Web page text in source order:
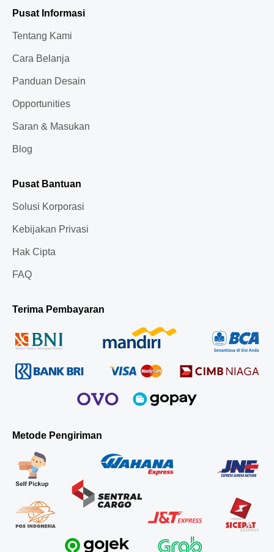
Pusat Informasi
Tentang Kami
Cara Belanja
Panduan Desain
Opportunities
Saran & Masukan
Blog
Pusat Bantuan
Solusi Korporasi
Kebijakan Privasi
Hak Cipta
FAQ
Terima Pembayaran
Metode Pengiriman